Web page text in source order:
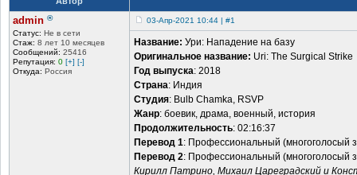
admin ®
Статус: Не в сети
Стаж: 8 лет 10 месяцев
Сообщений: 25416
Репутация: 0 [+] [-]
Откуда: Россия
03-Апр-2021 10:44 | #1
Название: Ури: Нападение на базу
Оригинальное название: Uri: The Surgical Strike
Год выпуска: 2018
Страна: Индия
Студия: Bulb Chamka, RSVP
Жанр: боевик, драма, военный, история
Продолжительность: 02:16:37
Перевод 1: Профессиональный (многоголосый
Перевод 2: Профессиональный (многоголосый
Кирилл Патрино, Михаил Цареградский и